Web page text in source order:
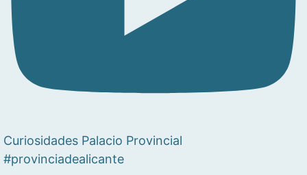
Curiosidades Palacio Provincial
#provinciadealicante